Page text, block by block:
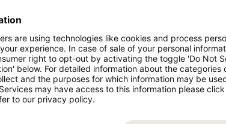
Starten Sie von Ihrem